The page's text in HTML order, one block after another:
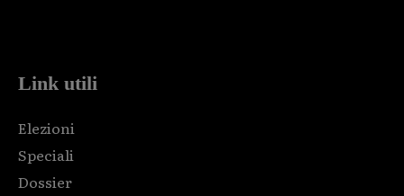
Link utili
Elezioni
Speciali
Dossier